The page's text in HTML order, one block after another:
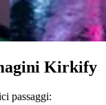
Kirkify
passaggi: